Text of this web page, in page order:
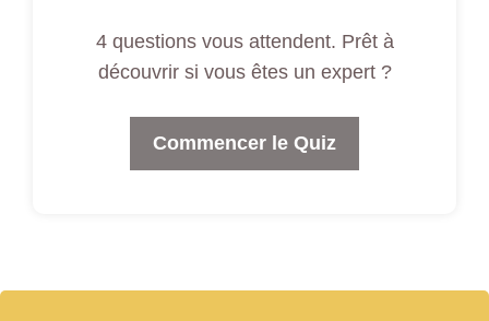
4 questions vous attendent. Prêt à
découvrir si vous êtes un expert ?
Commencer le Quiz